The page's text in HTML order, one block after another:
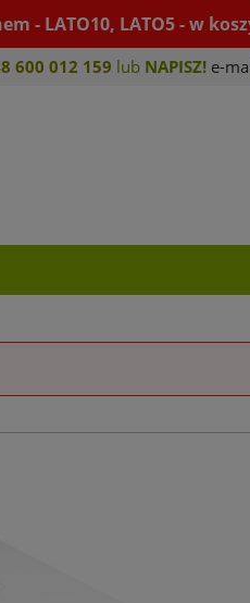
- LATO10, LATO5 - w
8 600 012 159 lub NAPISZ! e-